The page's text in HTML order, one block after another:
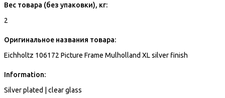
Вес товара (без упаковки), кг:
2
Оригинальное названия товара:
Eichholtz 106172 Picture Frame Mulholland XL silver finish
Information:
Silver plated | clear glass